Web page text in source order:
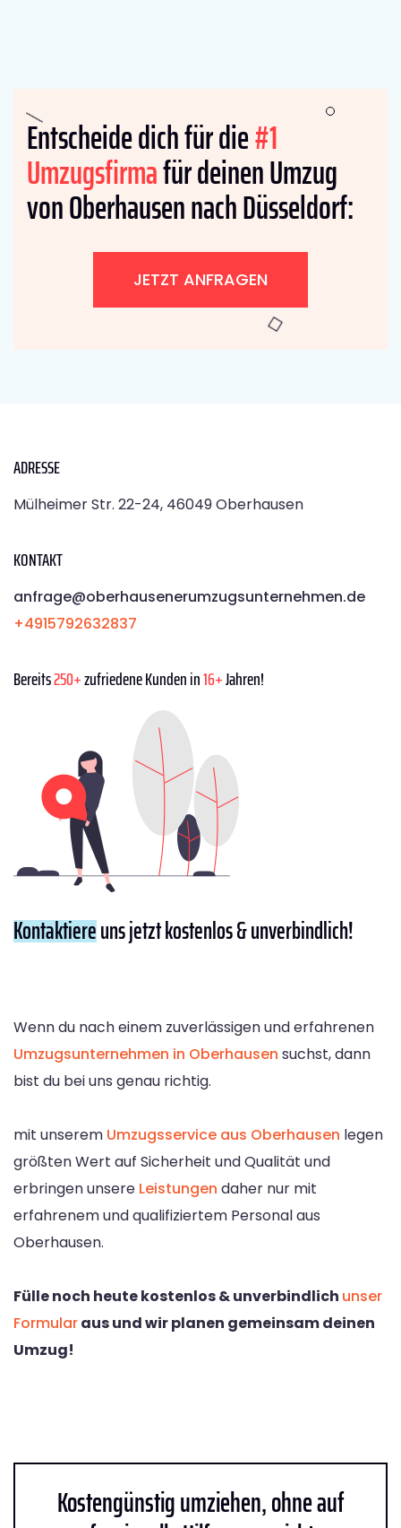
Entscheide dich für die#1
Umzugsfirmafür deinen Umzug
von Oberhausen nach Düsseldorf:
JETZT ANFRAGEN
ADRESSE
Mülheimer Str. 22-24, 46049 Oberhausen
KONTAKT
anfrage@oberhausenerumzugsunternehmen.de
+4915792632837
Bereits250+zufriedene Kunden in16+Jahren!
Kontaktiereuns jetzt kostenlos & unverbindlich!
Wenn du nach einem zuverlässigen und erfahrenen
Umzugsunternehmen in Oberhausen suchst, dann
bist du bei uns genau richtig.
mit unserem Umzugsservice aus Oberhausen legen
größten Wert auf Sicherheit und Qualität und
erbringen unsere Leistungen daher nur mit
erfahrenem und qualifiziertem Personal aus
Oberhausen.
Fülle noch heute kostenlos & unverbindlich unser
Formularaus und wir planen gemeinsam deinen
Umzug!
Kostengünstig umziehen, ohne auf